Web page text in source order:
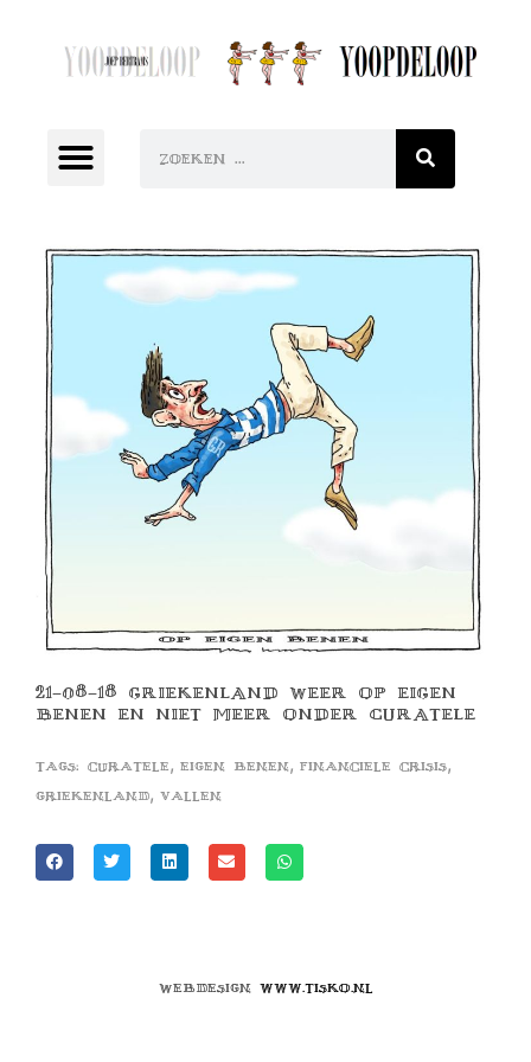
21-08-18 GRIEKENLAND WEER OP EIGEN
BENEN EN NIET MEER ONDER CURATELE
Tags: curatele , eigen benen, financiele crisis,
griekenland, vallen
Webdesign www.tisko.nl